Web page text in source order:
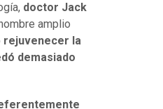
doctor Jack
amplio
rejuvenecer la
demasiado